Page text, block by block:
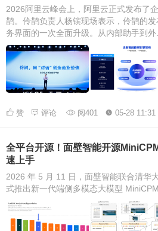
2026阿里云峰会上，阿里云正式发布
鹊。伶鹊负责人杨镔现场表示，伶鹊的
务界面的一次全面升级。从内部助手到外...
赞 评论 阅401 05-28 11:31
全平台开源！面壁智能开源
速上手
2026 年 5 月 11 日，面壁智能联合清华
式推出新一代端侧多模态大模型